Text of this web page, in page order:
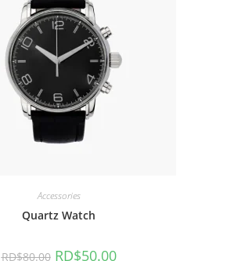
Accessories
Quartz Watch
RD$80.00 El
RD$50.00El